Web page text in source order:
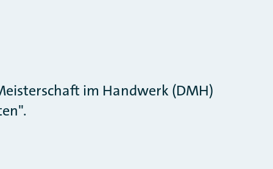
im Handwerk (DMH)